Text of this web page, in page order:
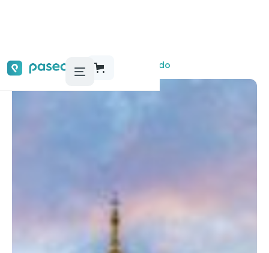
Audioguías, tours y actividades Oviedo